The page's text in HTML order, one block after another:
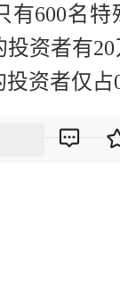
有600名特
投资者有
资者仅占